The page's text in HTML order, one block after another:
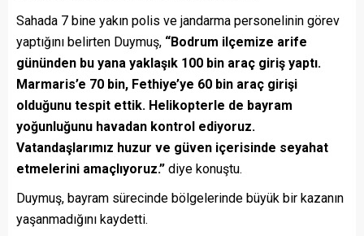
Sahada 7 bine yakın polis ve jandarma personelinin görev
yaptığını belirten Duymuş, “Bodrum ilçemize arife
gününden bu yana yaklaşık 100 bin araç giriş yaptı.
Marmaris’e 70 bin, Fethiye’ye 60 bin araç girişi
olduğunu tespit ettik. Helikopterle de bayram
yoğunluğunu havadan kontrol ediyoruz.
Vatandaşlarımız huzur ve güven içerisinde seyahat
etmelerini amaçlıyoruz.” diye konuştu.
Duymuş, bayram sürecinde bölgelerinde büyük bir kazanın
yaşanmadığını kaydetti.